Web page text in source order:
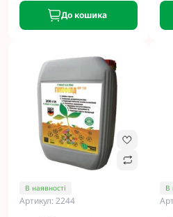
До кошика
В наявності
Артикул: 2244
В